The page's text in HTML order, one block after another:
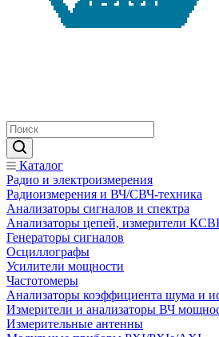
Каталог
Радио и электроизмерения
Радиоизмерения и ВЧ/СВЧ-техника
Анализаторы сигналов и спектра
Анализаторы цепей, измерители
Генераторы сигналов
Осциллографы
Усилители мощности
Частотомеры
Анализаторы коэффициента шума и
Измерители и анализаторы ВЧ
Измерительные антенны